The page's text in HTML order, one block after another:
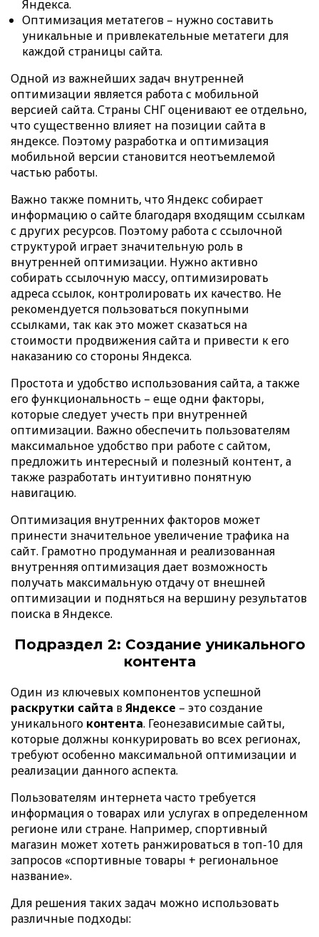
Яндекса.
Оптимизация метатегов – нужно составить
уникальные и привлекательные метатеги для
каждой страницы сайта.
Одной из важнейших задач внутренней
оптимизации является работа с мобильной
версией сайта. Страны СНГ оценивают ее отдельно,
что существенно влияет на позиции сайта в
яндексе. Поэтому разработка и оптимизация
мобильной версии становится неотъемлемой
частью работы.
Важно также помнить, что Яндекс собирает
информацию о сайте благодаря входящим ссылкам
с других ресурсов. Поэтому работа с ссылочной
структурой играет значительную роль в
внутренней оптимизации. Нужно активно
собирать ссылочную массу, оптимизировать
адреса ссылок, контролировать их качество. Не
рекомендуется пользоваться покупными
ссылками, так как это может сказаться на
стоимости продвижения сайта и привести к его
наказанию со стороны Яндекса.
Простота и удобство использования сайта, а также
его функциональность – еще одни факторы,
которые следует учесть при внутренней
оптимизации. Важно обеспечить пользователям
максимальное удобство при работе с сайтом,
предложить интересный и полезный контент, а
также разработать интуитивно понятную
навигацию.
Оптимизация внутренних факторов может
принести значительное увеличение трафика на
сайт. Грамотно продуманная и реализованная
внутренняя оптимизация дает возможность
получать максимальную отдачу от внешней
оптимизации и подняться на вершину результатов
поиска в Яндексе.
Подраздел 2: Создание уникального
контента
Один из ключевых компонентов успешной
раскрутки сайта вЯндексе – это создание
уникального контента. Геонезависимые сайты,
которые должны конкурировать во всех регионах,
требуют особенно максимальной оптимизации и
реализации данного аспекта.
Пользователям интернета часто требуется
информация о товарах или услугах в определенном
регионе или стране. Например, спортивный
магазин может хотеть ранжироваться в топ-10 для
запросов «спортивные товары + региональное
название».
Для решения таких задач можно использовать
различные подходы: